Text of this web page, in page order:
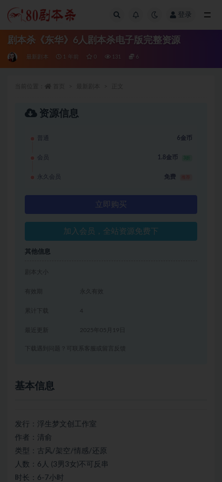
登录
剧本杀《东华》6人剧本杀电子版完整资源
最新剧本 1 年前 0 131 6
资源信息
普通 6金币
会员 1.8金币 3折
永久会员 免费
立即购买
加入会员，全站资源免费下
其他信息
剧本大小
有效期 永久有效
累计下载 4
2025年05月19日
下载遇到问题？可联系客服或留言反馈
基本信息
发行：浮生梦文创工作室
作者：清俞
类型：古风/架空/情感/还原
人数：6人 (3男3女)不可反串
时长：6-7小时